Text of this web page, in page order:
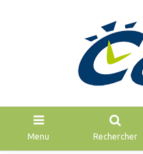
Menu Rechercher